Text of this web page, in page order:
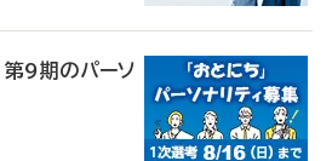
9期のパーソ